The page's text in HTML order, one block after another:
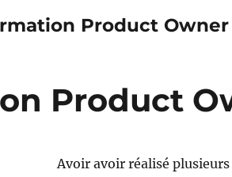
Product Owner
Product
Avoir avoir réalisé